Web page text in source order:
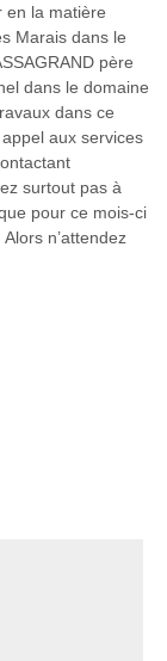
en la matière
Marais dans le
père
dans le domaine
dans ce
aux services
surtout pas à
pour ce mois-ci
n’attendez